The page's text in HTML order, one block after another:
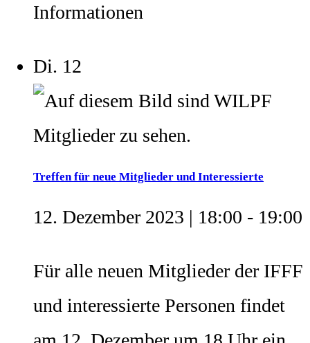
Informationen
Di. 12
Treffen für neue Mitglieder und Interessierte
12. Dezember 2023 | 18:00 - 19:00
Für alle neuen Mitglieder der IFFF
und interessierte Personen findet